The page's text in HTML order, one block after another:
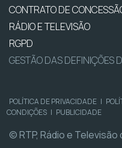
CONTRATO DE
RÁDIO E TELEVISÃO
RGPD
GESTÃO DAS DEFINIÇÕES
POLÍTICA DE PRIVACIDADE |
CONDIÇÕES | PUBLICIDADE
© RTP, Rádio e